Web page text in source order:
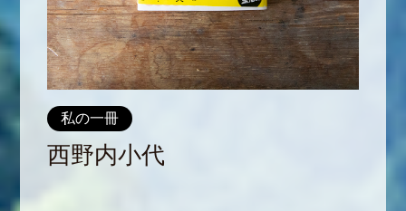
私の一冊
西野内小代